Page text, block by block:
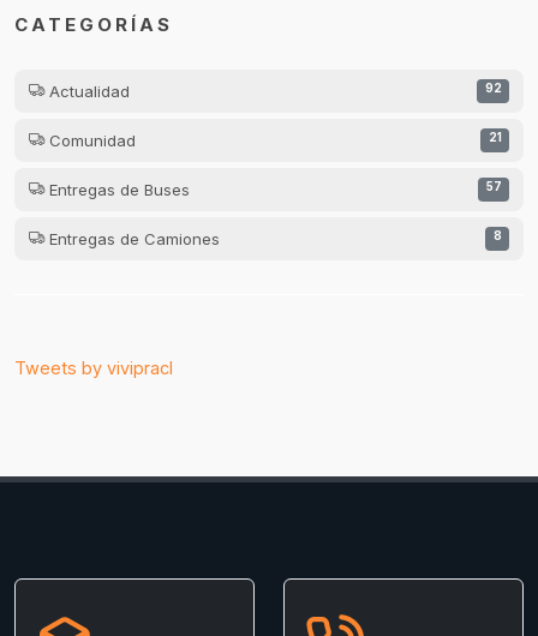
CATEGORÍAS
Actualidad 92
Comunidad 21
Entregas de Buses 57
Entregas de Camiones 8
Tweets by vivipracl